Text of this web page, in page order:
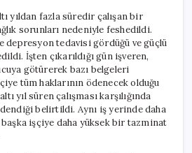
yıldan fazla süredir çalışan bir
sorunları nedeniyle feshedildi.
depresyon tedavisi gördüğü ve güçlü
İşten çıkarıldığı gün işveren,
götürerek bazı belgeleri
tüm haklarının ödenecek olduğu
yıl süren çalışması karşılığında
belirtildi. Aynı iş yerinde daha
işçiye daha yüksek bir tazminat